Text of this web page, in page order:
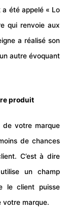
a été appelé « Lo
qui renvoie aux
a réalisé son
autre évoquant
produit
de votre marque
de chances
C’est à dire
un champ
le client puisse
votre marque.